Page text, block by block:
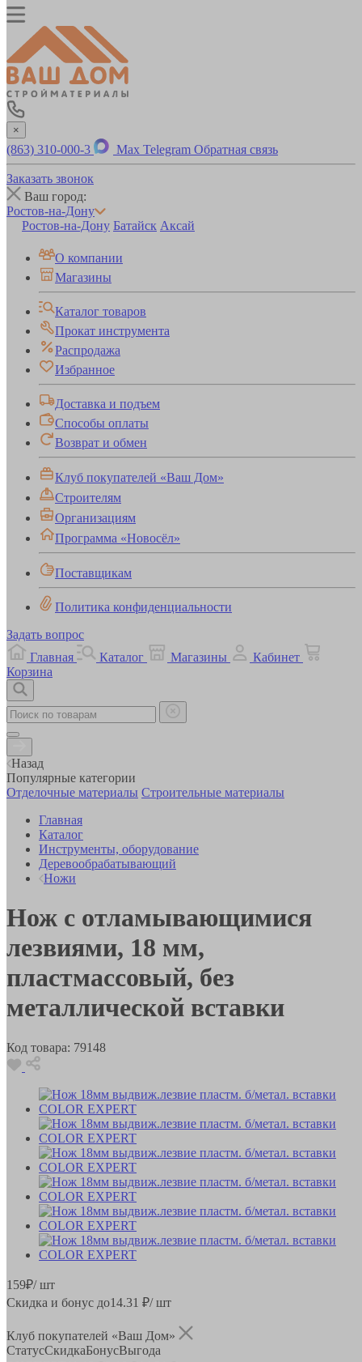
×
(863) 310-000-3 Max Telegram Обратная связь
Заказать звонок
Ваш город:
Ростов-на-Дону
Ростов-на-Дону Батайск Аксай
О компании
Магазины
Каталог товаров
Прокат инструмента
Распродажа
Избранное
Доставка и подъем
Способы оплаты
Возврат и обмен
Клуб покупателей «Ваш Дом»
Строителям
Организациям
Программа «Новосёл»
Поставщикам
Политика конфиденциальности
Задать вопрос
Главная
Каталог Магазины
Кабинет
Корзина
Назад
Популярные категории
Отделочные материалы Строительные материалы
Главная
Каталог
Инструменты, оборудование
Деревообрабатывающий
Ножи
Нож с отламывающимися
лезвиями, 18 мм,
пластмассовый, без
металлической вставки
Код товара: 79148
159₽/ шт
Скидка и бонус до14.31 ₽/ шт
Клуб покупателей «Ваш Дом»
СтатусСкидкаБонусВыгода